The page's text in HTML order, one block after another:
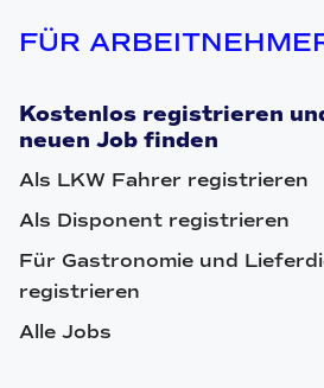
FÜR
Kostenlos registrieren
neuen Job finden
Als LKW Fahrer registrieren
Als Disponent registrieren
Für Gastronomie und
registrieren
Alle Jobs